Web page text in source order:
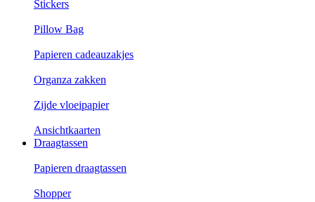
Stickers
Pillow Bag
Papieren cadeauzakjes
Organza zakken
Zijde vloeipapier
Ansichtkaarten
Draagtassen
Papieren draagtassen
Shopper